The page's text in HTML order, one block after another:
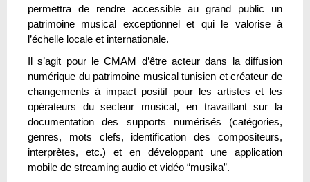
permettra de rendre accessible au grand public un
patrimoine musical exceptionnel et qui le valorise à
l’échelle locale et internationale.
Il s’agit pour le CMAM d’être acteur dans la diffusion
numérique du patrimoine musical tunisien et créateur de
changements à impact positif pour les artistes et les
opérateurs du secteur musical, en travaillant sur la
documentation des supports numérisés (catégories,
genres, mots clefs, identification des compositeurs,
interprètes, etc.) et en développant une application
mobile de streaming audio et vidéo “musika”.